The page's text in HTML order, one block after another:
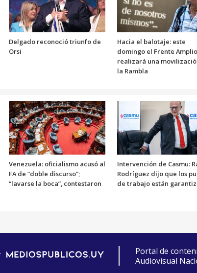
Delgado reconoció triunfo de
Orsi
Hacia el balotaje: este
domingo el Frente Amplio
realizará una
la Rambla
Venezuela: oficialismo acusó al
FA de “doble discurso”;
“lavarse la boca”, contestaron
Intervención de Casmu:
Rodríguez dijo que los
de trabajo están
Portal de
Audiovisual